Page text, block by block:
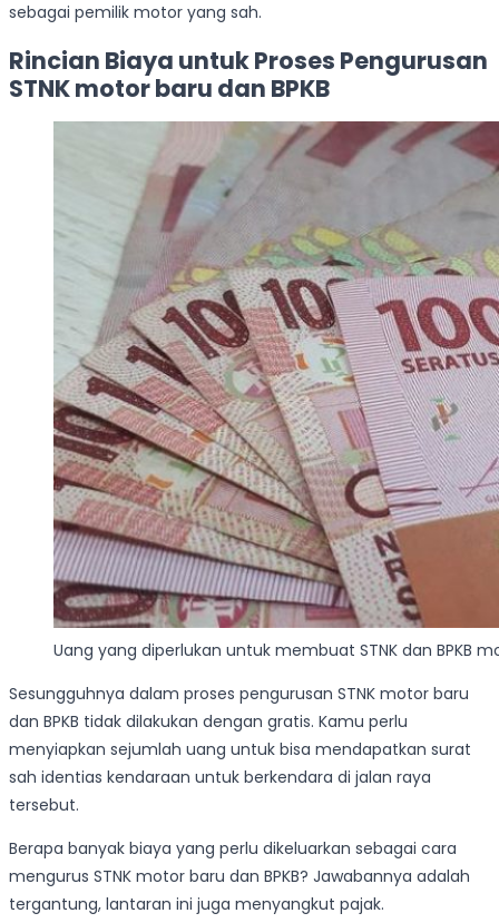
sebagai pemilik motor yang sah.
Rincian Biaya untuk Proses Pengurusan
STNK motor baru dan BPKB
Uang yang diperlukan untuk membuat STNK dan BPKB
Sesungguhnya dalam proses pengurusan STNK motor baru
dan BPKB tidak dilakukan dengan gratis. Kamu perlu
menyiapkan sejumlah uang untuk bisa mendapatkan surat
sah identias kendaraan untuk berkendara di jalan raya
tersebut.
Berapa banyak biaya yang perlu dikeluarkan sebagai cara
mengurus STNK motor baru dan BPKB? Jawabannya adalah
tergantung, lantaran ini juga menyangkut pajak.